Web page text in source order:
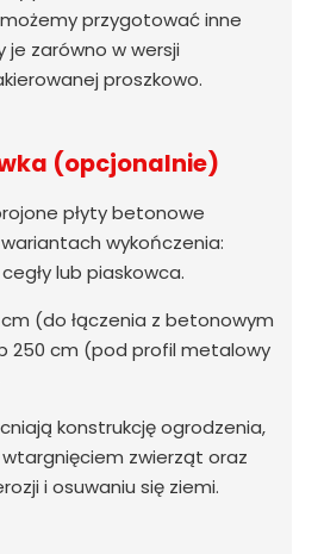
przygotować inne
je zarówno w wersji
proszkowo.
(opcjonalnie)
płyty betonowe
wykończenia:
lub piaskowca.
(do łączenia z betonowym
250 cm (pod profil metalowy
konstrukcję ogrodzenia,
zwierząt oraz
i osuwaniu się ziemi.